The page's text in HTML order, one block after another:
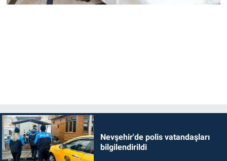
Nevşehir'de polis vatandaşları
bilgilendirildi